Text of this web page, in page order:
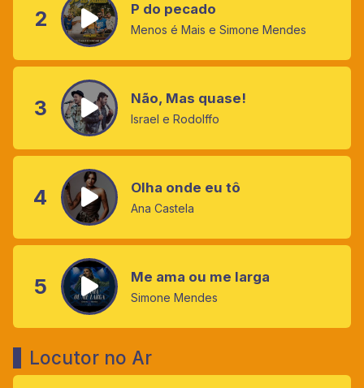
2 P do pecado
Menos é Mais e Simone Mendes
3 Não, Mas quase!
Israel e Rodolffo
4 Olha onde eu tô
Ana Castela
5 Me ama ou me larga
Simone Mendes
Locutor no Ar